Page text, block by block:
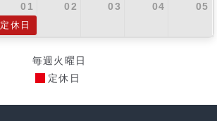
01 02 03 04 05
定休日
毎週火曜日
定休日